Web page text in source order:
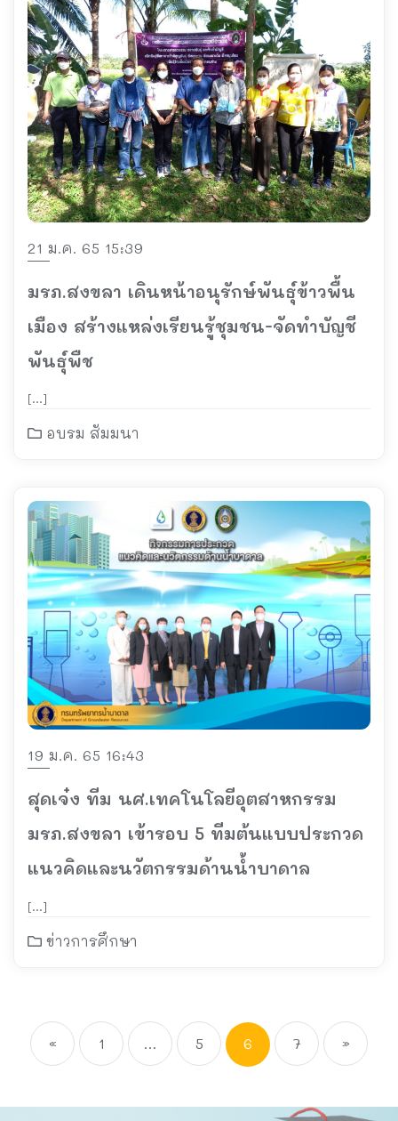
21 ม.ค. 65 15:39
มรภ.สงขลา เดินหน้าอนุรักษ์พันธุ์ข้าวพื้น
เมือง สร้างแหล่งเรียนรู้ชุมชน-จัดทำบัญชี
พันธุ์พืช
[…]
อบรม สัมมนา
19 ม.ค. 65 16:43
สุดเจ๋ง ทีม นศ.เทคโนโลยีอุตสาหกรรม
มรภ.สงขลา เข้ารอบ 5 ทีมต้นแบบประกวด
แนวคิดและนวัตกรรมด้านน้ำบาดาล
[…]
ข่าวการศึกษา
« 1 … 5 6 7 »